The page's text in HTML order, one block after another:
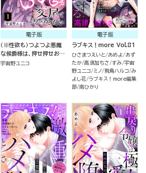
電子版
（※性欲も）つよつよ悪魔
な侯爵様は、押せ押せおし
かけ姫をとろぱちゅ交尾で
宇宙野ユニコ
電子版
ラブキス！more Vol.81
ひさまつえいと あめよ
あず
たか 高須加ちさ すみ 宇宙
野ユニコ ミノ 飛鳥ハルコ み
よし花 ラブキス！more編集
部 南ひかり